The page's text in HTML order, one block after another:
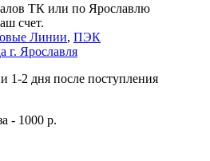
ТК или по Ярославлю
счет.
Линии, ПЭК
г. Ярославля
1-2 дня после поступления
- 1000 р.